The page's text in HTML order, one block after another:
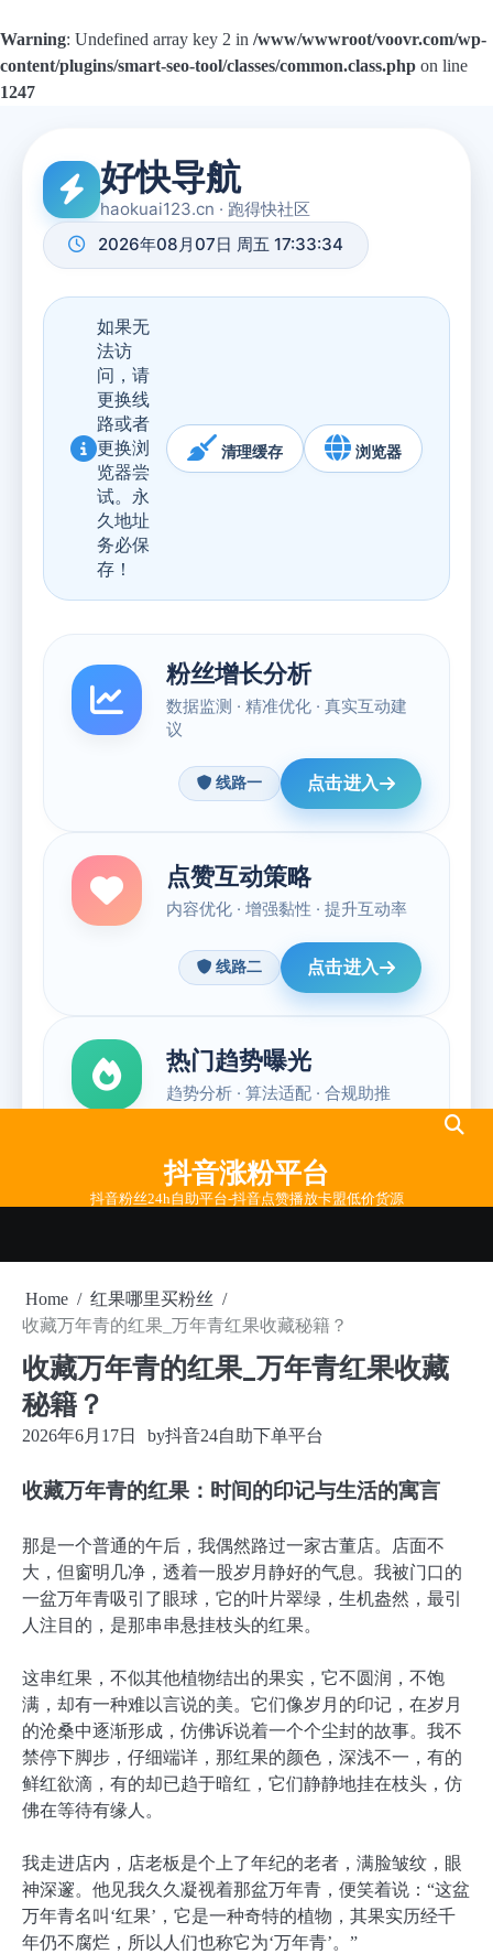
Warning: Undefined array key 2 in /www/wwwroot/voovr.com/wp-
content/plugins/smart-seo-tool/classes/common.class.php on line
1247
抖音涨粉平台
抖音粉丝24h自助平台-抖音点赞播放卡盟低价货源
Home
红果哪里买粉丝
收藏万年青的红果_万年青红果收藏秘籍？
收藏万年青的红果_万年青红果收藏
秘籍？
2026年6月17日 by抖音24自助下单平台
收藏万年青的红果：时间的印记与生活的寓言
那是一个普通的午后，我偶然路过一家古董店。店面不
大，但窗明几净，透着一股岁月静好的气息。我被门口的
一盆万年青吸引了眼球，它的叶片翠绿，生机盎然，最引
人注目的，是那串串悬挂枝头的红果。
这串红果，不似其他植物结出的果实，它不圆润，不饱
满，却有一种难以言说的美。它们像岁月的印记，在岁月
的沧桑中逐渐形成，仿佛诉说着一个个尘封的故事。我不
禁停下脚步，仔细端详，那红果的颜色，深浅不一，有的
鲜红欲滴，有的却已趋于暗红，它们静静地挂在枝头，仿
佛在等待有缘人。
我走进店内，店老板是个上了年纪的老者，满脸皱纹，眼
神深邃。他见我久久凝视着那盆万年青，便笑着说：“这盆
万年青名叫‘红果’，它是一种奇特的植物，其果实历经千
年仍不腐烂，所以人们也称它为‘万年青’。”